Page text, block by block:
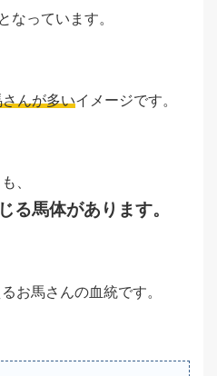
なっています。
んが多いイメージです。
、
る馬体があります。
お馬さんの血統です。